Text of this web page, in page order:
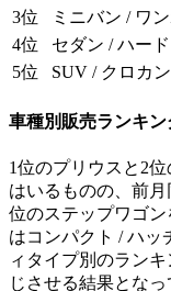
3位
ミニバン / ワ
4位
セダン / ハー
5位
SUV / クロカン
車種別販売ランキン
1位のプリウスと2
はいるものの、前
位のステップワゴ
はコンパクト / ハッ
ィタイプ別のラン
じさせる結果となっ